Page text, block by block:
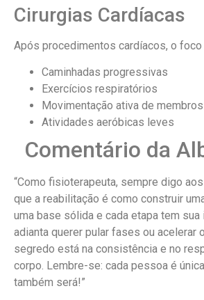
Cirurgias Cardíacas
Após procedimentos cardíacos, o foco
Caminhadas progressivas
Exercícios respiratórios
Movimentação ativa de membros
Atividades aeróbicas leves
Comentário da
“Como fisioterapeuta, sempre digo
que a reabilitação é como construir
uma base sólida e cada etapa tem sua
adianta querer pular fases ou acelerar
segredo está na consistência e no
corpo. Lembre-se: cada pessoa é
também será!”